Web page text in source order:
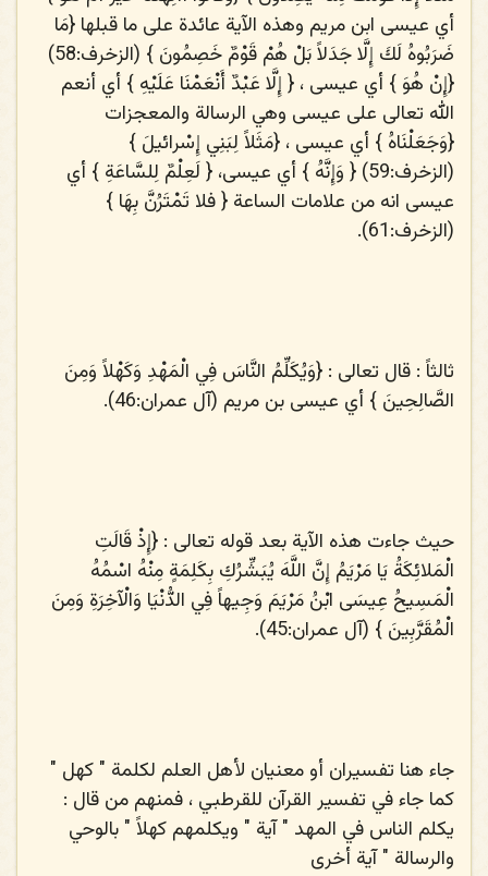
أي عيسى ابن مريم وهذه الآية عائدة على ما قبلها {مَا
ضَرَبُوهُ لَكَ إِلَّا جَدَلاً بَلْ هُمْ قَوْمٌ خَصِمُونَ
} (الزخرف:58)
{إِنْ هُوَ } أي عيسى ، { إِلَّا عَبْدٌ أَنْعَمْنَا عَلَيْهِ } أي أنعم
الله تعالى على عيسى وهي الرسالة والمعجزات
{وَجَعَلْنَاهُ } أي عيسى ، {مَثَلاً لِبَنِي إِسْرائيلَ }
(الزخرف:59) { و
َإِنَّهُ } أي عيسى، {لَعِلْمٌ لِلسَّاعَةِ } أي
عيسى انه من علامات الساعة {فلا تَمْتَرُنَّ بِهَا }
(الزخرف:61).
ثالثاً : قال تعالى : {وَيُكَلِّمُ النَّاسَ فِي الْمَهْدِ وَكَهْلاً وَمِنَ
الصَّالِحِينَ } أي عيسى بن مريم (آل عمران:46).
حيث جاءت هذه الآية بعد قوله تعالى : {إِذْ قَالَتِ
الْمَلائِكَةُ يَا مَرْيَمُ إِنَّ اللَّهَ يُبَشِّرُكِ بِكَلِمَةٍ مِنْهُ اسْمُهُ
الْمَسِيحُ عِيسَى ابْنُ مَرْيَمَ وَجِيهاً فِي الدُّنْيَا وَالْآخِرَةِ وَمِنَ
الْمُقَرَّبِينَ } (آل عمران:45).
جاء هنا تفسيران أو معنيان لأهل العلم لكلمة " كهل "
كما جاء في تفسير القرآن للقرطبي ، فمنهم من قال :
يكلم الناس في المهد " آية " ويكلمهم كهلاً " بالوحي
والرسالة " آية أخرى